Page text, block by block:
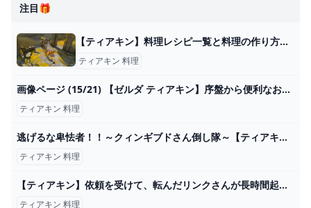
注目🎁
【ティアキン】料理レシピ一覧と料理の作り方【ゼルダの伝説ティアーズオブザキングダム】 - SAMURAI GAMERS
ティアキン 料理
画像ページ (15/21) 【ゼルダ ティアキン】序盤から便利なおすすめ料理の作り方【ティアーズ オブ ザ キングダム】 ゲーム・エンタメ最新情報のファミ通.com
ティアキン 料理
逃げるな卑怯者！！～クィンギブドさん倒し隊～【ティアキン】 - YouTube
ティアキン 料理
【ティアキン】依頼を受けて、転んだリンクさんが長時間起き上がれない装置のダメージを確認してみた【ドリカラ】【ゼルダの伝説ティアーズオブザキングダムTotK字幕実況バグ検証】 - YouTube
ティアキン 料理